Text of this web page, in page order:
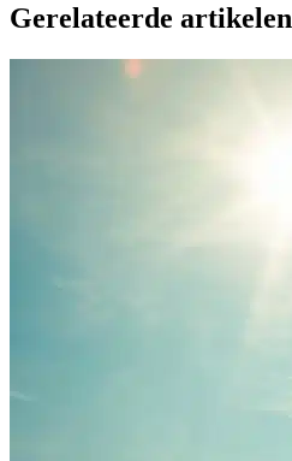
Gerelateerde artikelen